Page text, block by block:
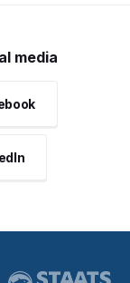
media